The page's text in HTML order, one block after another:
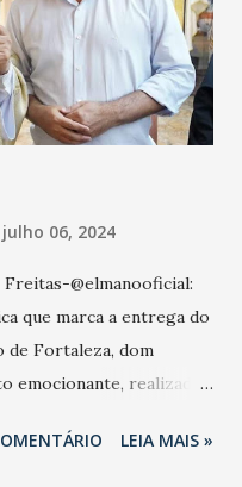
julho 06, 2024
@elmanooficial:
que marca a entrega do
de Fortaleza, dom
emocionante, realizado
simboliza a
LEIA MAIS »